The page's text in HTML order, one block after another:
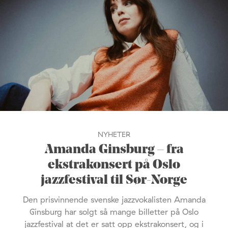
NYHETER
Amanda Ginsburg – fra
ekstrakonsert på Oslo
jazzfestival til Sør-Norge
Den prisvinnende svenske jazzvokalisten Amanda
Ginsburg har solgt så mange billetter på Oslo
jazzfestival at det er satt opp ekstrakonsert, og i